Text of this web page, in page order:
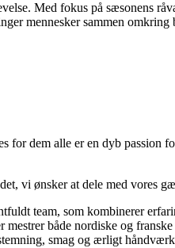
Med fokus på sæsonens
mennesker sammen omkring
dem alle er en dyb passion
vi ønsker at dele med vores
team, som kombinerer
både nordiske og
smag og ærligt